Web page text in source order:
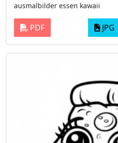
ausmalbilder essen kawaii
PDF JPG